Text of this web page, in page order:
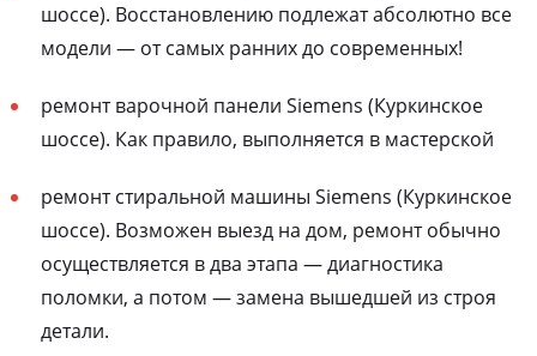
шоссе). Восстановлению подлежат абсолютно все
модели — от самых ранних до современных!
ремонт варочной панели Siemens (Куркинское
шоссе). Как правило, выполняется в мастерской
ремонт стиральной машины Siemens (Куркинское
шоссе). Возможен выезд на дом, ремонт обычно
осуществляется в два этапа — диагностика
поломки, а потом — замена вышедшей из строя
детали.